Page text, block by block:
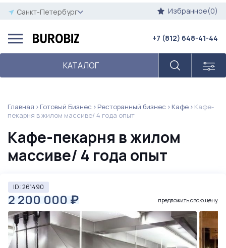
Санкт-Петербург Избранное(0)
КАТАЛОГ
+7 (812) 648-41-44
Главная Готовый Бизнес Ресторанный бизнес Кафе
Кафе-
пекарня в жилом массиве/ 4 года опыт
Кафе-пекарня в жилом
массиве/ 4 года опыт
ID: 261490
2 200 000 ₽ предложить свою цену